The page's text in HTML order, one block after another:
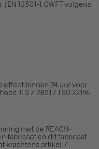
13501-1, CWFT volgens
effect binnen 24 uur voor
JIS Z 2801 / ISO 22196
met de REACH-
fabricaat en dit fabricaat
krachtens artikel 7